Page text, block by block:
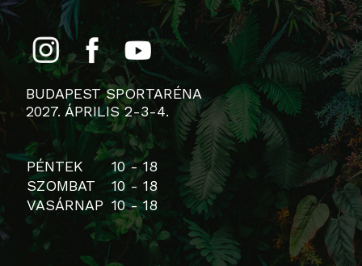
BUDAPEST SPORTARÉNA
2027. ÁPRILIS 2-3-4.
PÉNTEK
10 - 18
SZOMBAT
10 - 18
VASÁRNAP 10 - 18